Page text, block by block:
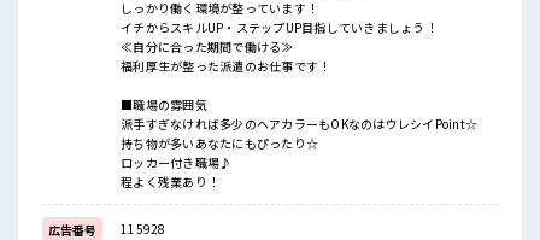
しっかり働く環境が整っています！
イチからスキルUP・ステップUP目指していきましょう！
≪自分に合った期間で働ける≫
福利厚生が整った派遣のお仕事です！
■職場の雰囲気
派手すぎなければ多少のヘアカラーもOKなのはウレシイPoint☆
持ち物が多いあなたにもぴったり☆
ロッカー付き職場♪
程よく残業あり！
広告番号 115928